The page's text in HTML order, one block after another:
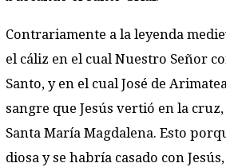
Contrariamente a la leyenda
el cáliz en el cual Nuestro Señor
Santo, y en el cual José de
sangre que Jesús vertió en la
Santa María Magdalena. Esto
diosa y se habría casado con